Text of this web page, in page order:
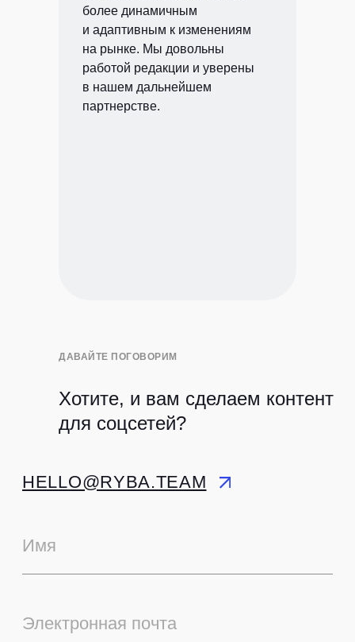
более динамичным
и адаптивным к изменениям
на рынке. Мы довольны
работой редакции и уверены
в нашем дальнейшем
партнерстве.
ДАВАЙТЕ ПОГОВОРИМ
Хотите, и вам сделаем контент
для соцсетей?